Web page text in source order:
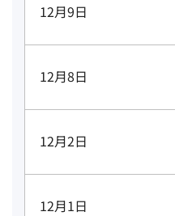
12月9日
12月8日
12月2日
12月1日